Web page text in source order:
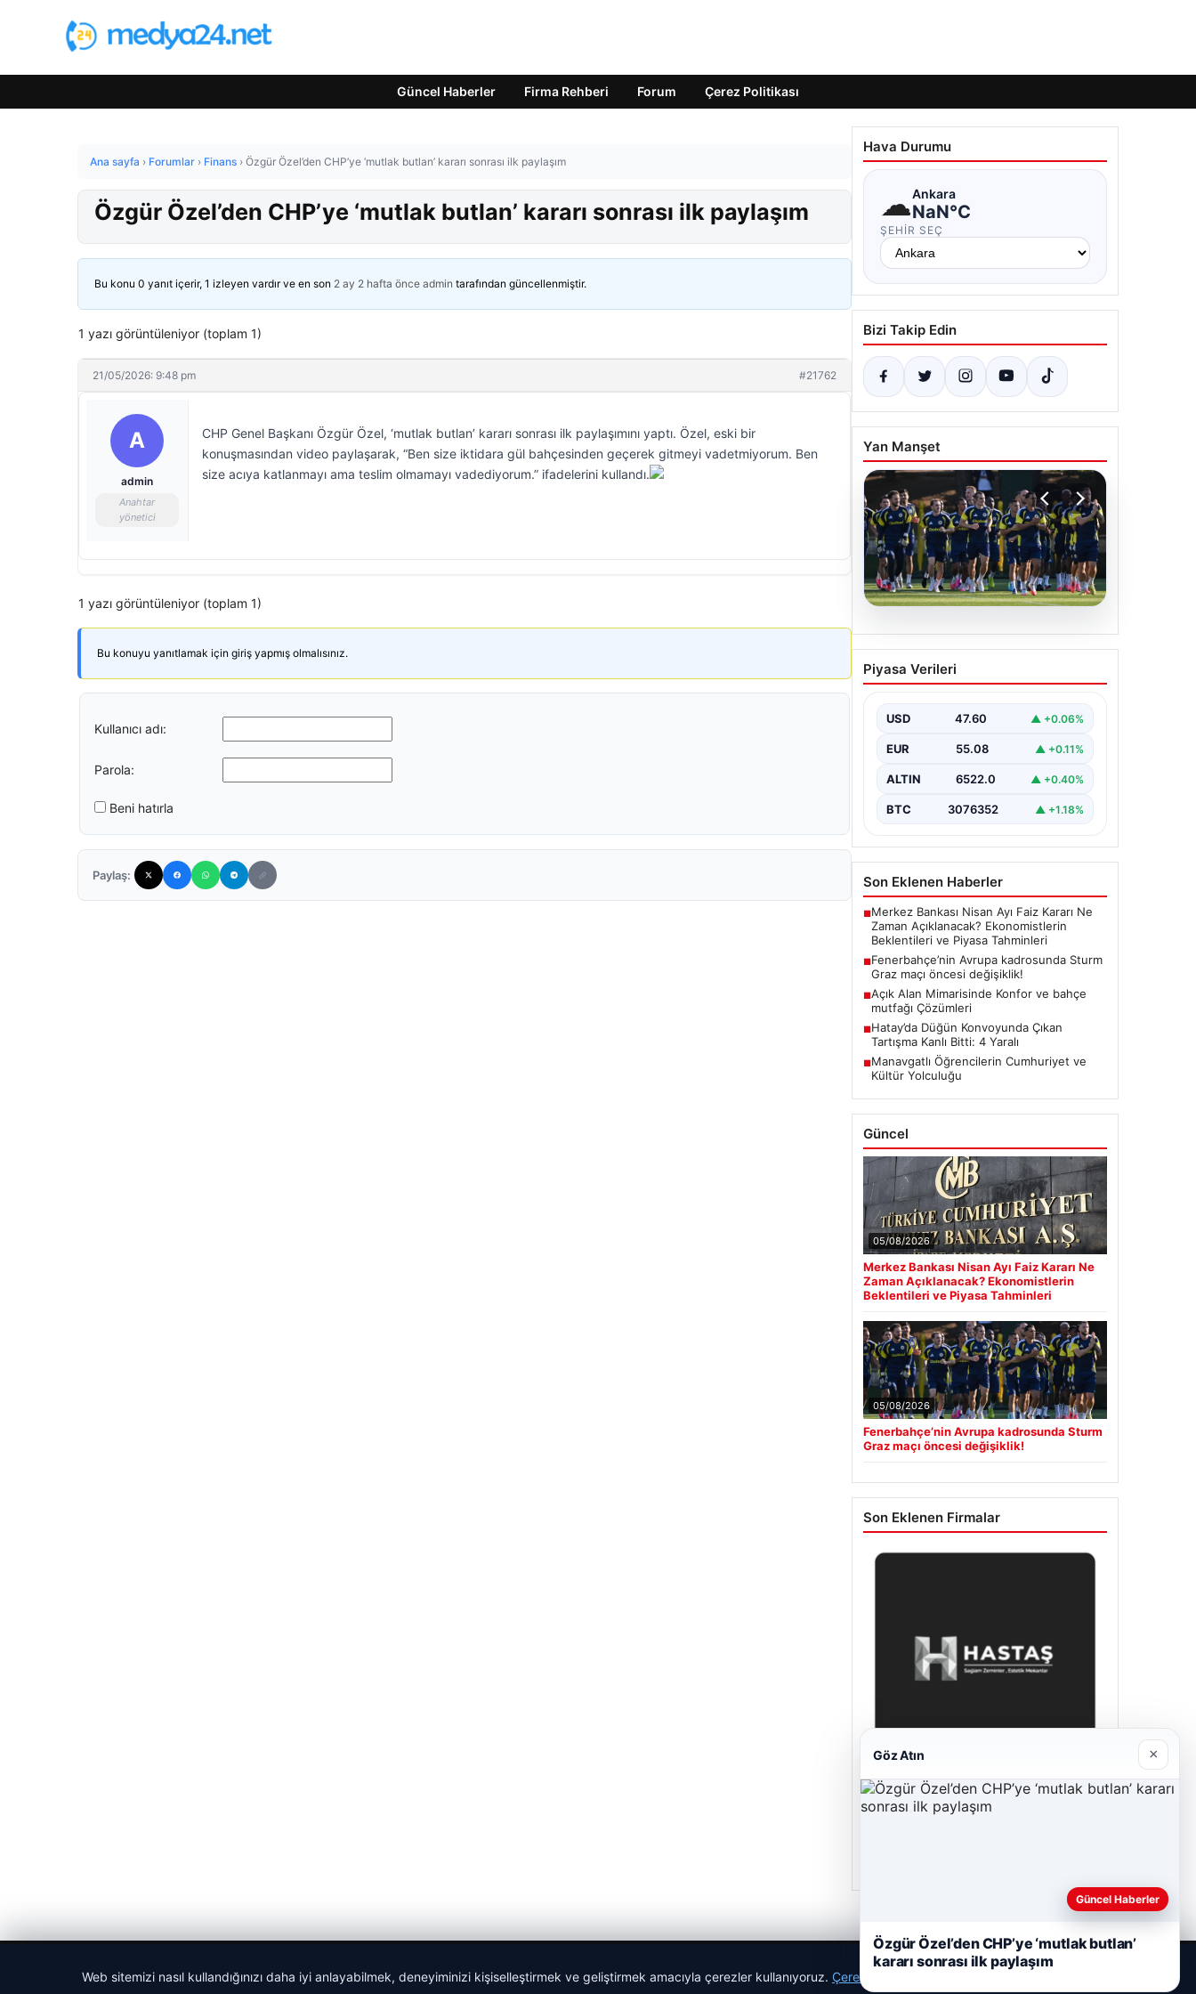
Güncel Haberler Firma Rehberi Forum Çerez Politikası
Ana sayfa › Forumlar › Finans › Özgür Özel’den CHP’ye ‘mutlak butlan’ kararı sonrası ilk paylaşım
Özgür Özel’den CHP’ye ‘mutlak butlan’ kararı sonrası ilk paylaşım
Bu konu 0 yanıt içerir, 1 izleyen vardır ve en son 2 ay 2 hafta önce admin tarafından güncellenmiştir.
1 yazı görüntüleniyor (toplam 1)
21/05/2026: 9:48 pm #21762
A
admin
Anahtar
yönetici
CHP Genel Başkanı Özgür Özel, ‘mutlak butlan’ kararı sonrası ilk paylaşımını yaptı. Özel, eski bir
konuşmasından video paylaşarak, “Ben size iktidara gül bahçesinden geçerek gitmeyi vadetmiyorum. Ben
size acıya katlanmayı ama teslim olmamayı vadediyorum.” ifadelerini kullandı.
1 yazı görüntüleniyor (toplam 1)
Bu konuyu yanıtlamak için giriş yapmış olmalısınız.
Kullanıcı adı:
Parola:
Beni hatırla
Paylaş:
Hava Durumu
☁Ankara
NaN°C
ŞEHIR SEÇ
Bizi Takip Edin
Yan Manşet
05.08.2026
Fenerbahçe’nin Avrupa
kadrosunda Sturm Graz
Piyasa Verileri
USD 47.60 ▲ +0.06%
EUR 55.08 ▲ +0.11%
ALTIN 6522.0 ▲ +0.40%
BTC 3076352 ▲ +1.18%
Son Eklenen Haberler
■Merkez Bankası Nisan Ayı Faiz Kararı Ne
Zaman Açıklanacak? Ekonomistlerin
Beklentileri ve Piyasa Tahminleri
■Fenerbahçe’nin Avrupa kadrosunda Sturm
Graz maçı öncesi değişiklik!
■Açık Alan Mimarisinde Konfor ve bahçe
mutfağı Çözümleri
■Hatay’da Düğün Konvoyunda Çıkan
Tartışma Kanlı Bitti: 4 Yaralı
■Manavgatlı Öğrencilerin Cumhuriyet ve
Kültür Yolculuğu
Güncel
05/08/2026
Merkez Bankası Nisan Ayı Faiz Kararı Ne
Zaman Açıklanacak? Ekonomistlerin
Beklentileri ve Piyasa Tahminleri
05/08/2026
Fenerbahçe’nin Avrupa kadrosunda Sturm
Graz maçı öncesi değişiklik!
Son Eklenen Firmalar
Hastaş Beton
Web sitemizi nasıl kullandığınızı daha iyi anlayabilmek, deneyiminizi kişiselleştirmek ve geliştirmek amacıyla çerezler kullanıyoruz. Çerez Politikamız
Göz Atın ×
Güncel Haberler
Özgür Özel’den CHP’ye ‘mutlak butlan’
kararı sonrası ilk paylaşım